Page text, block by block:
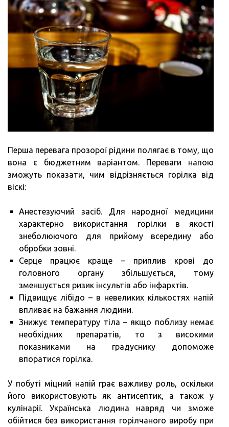
Перша перевага прозорої рідини полягає в тому, що
вона є бюджетним варіантом. Переваги напою
зможуть показати, чим відрізняється горілка від
віскі:
Анестезуючий засіб. Для народної медицини
характерно використання горілки в якості
знеболюючого для прийому всередину або
обробки зовні.
Серце працює краще – приплив крові до
головного органу збільшується, тому
зменшується ризик інсультів або інфарктів.
Підвищує лібідо – в невеликих кількостях напій
впливає на бажання людини.
Знижує температуру тіла – якщо поблизу немає
необхідних препаратів, то з високими
показниками на градуснику допоможе
впоратися горілка.
У побуті міцний напій грає важливу роль, оскільки
його використовують як антисептик, а також у
кулінарії. Українська людина навряд чи зможе
обійтися без використання горілчаного виробу при